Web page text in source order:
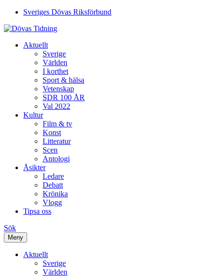
Sveriges Dövas Riksförbund
Aktuellt
Sverige
Världen
I korthet
Sport & hälsa
Vetenskap
SDR 100 ÅR
Val 2022
Kultur
Film & tv
Konst
Litteratur
Scen
Antologi
Åsikter
Ledare
Debatt
Krönika
Vlogg
Tipsa oss
Sök
Meny
Aktuellt
Sverige
Världen